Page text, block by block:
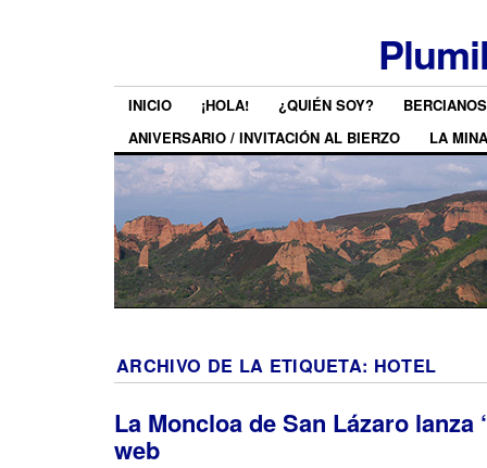
INICIO ¡HOLA! ¿QUIÉN SOY?
ANIVERSARIO / INVITACIÓN AL BIERZO
LA MINA
ARCHIVO DE LA ETIQUETA: HOTEL
La Moncloa de San Lázaro lanza
web